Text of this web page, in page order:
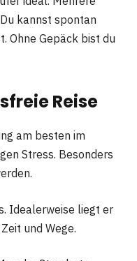
kannst spontan
Ohne Gepäck bist du
Reise
am besten im
Stress. Besonders
Idealerweise liegt er
und Wege.